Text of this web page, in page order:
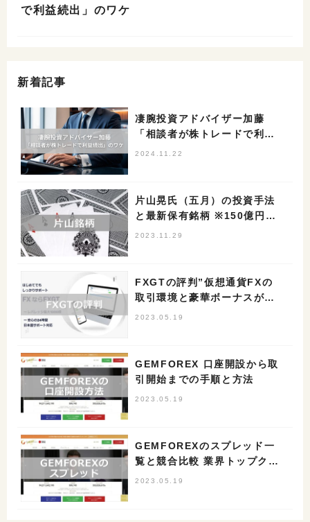
で利益続出」のワケ
新着記事
凄腕投資アドバイザー加藤
「相談者が株トレードで利益
続出」のワケ
2024.11.22
片山晃氏（五月）の投資手法
と最新保有銘柄 ※150億円投
資家
2023.11.29
FXGTの評判”仮想通貨FXの
取引環境と豪華ボーナスが決
め手”
2023.05.19
GEMFOREX 口座開設から取
引開始までの手順と方法
2023.05.19
GEMFOREXのスプレッド一
覧と競合比較 業界トップクラ
スの狭さ
2023.05.19